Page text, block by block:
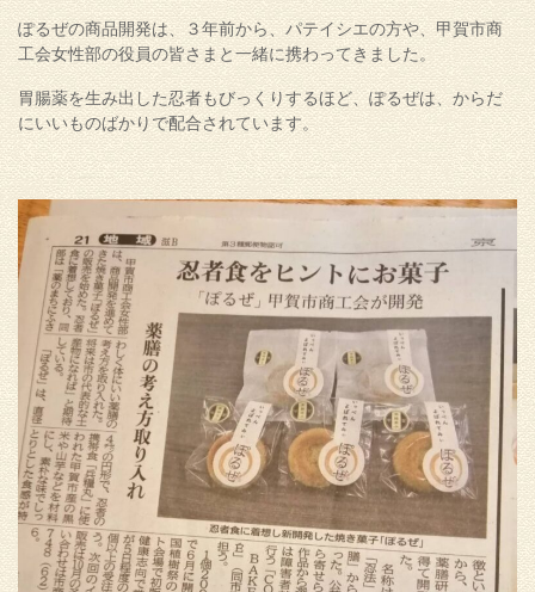
ぽるぜの商品開発は、３年前から、パテイシエの方や、甲賀市商
工会女性部の役員の皆さまと一緒に携わってきました。
胃腸薬を生み出した忍者もびっくりするほど、ぽるぜは、からだ
にいいものばかりで配合されています。